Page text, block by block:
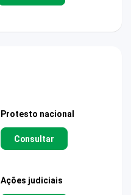
Protesto nacional
Consultar
Ações judiciais